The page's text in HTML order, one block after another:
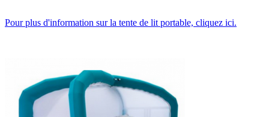
Pour plus d'information sur la tente de lit portable, cliquez ici.